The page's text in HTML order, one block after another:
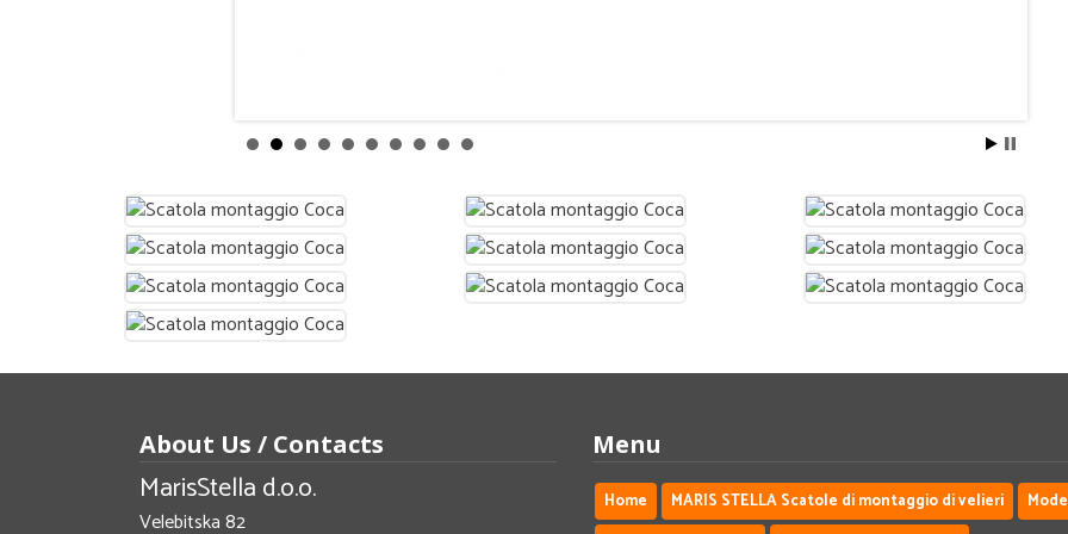
About Us / Contacts
MarisStella d.o.o.
Velebitska 82
Menu
Home MARIS STELLA Scatole di montaggio di velieri